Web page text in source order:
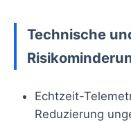
Technische
Echtzeit-
Reduzierung